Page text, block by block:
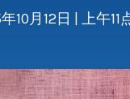
10月12日 | 上午11